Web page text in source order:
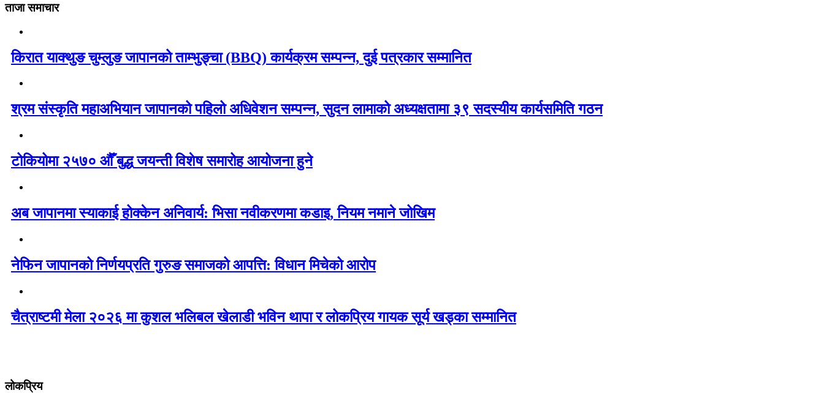
ताजा समाचार
किरात याक्थुङ चुम्लुङ जापानको ताम्भुङ्चा (BBQ) कार्यक्रम सम्पन्न, दुई पत्रकार सम्मानित
श्रम संस्कृति महाअभियान जापानको पहिलो अधिवेशन सम्पन्न, सुदन लामाको अध्यक्षतामा ३९ सदस्यीय कार्यसमिति गठन
टोकियोमा २५७० औँ बुद्ध जयन्ती विशेष समारोह आयोजना हुने
अब जापानमा स्याकाई होक्केन अनिवार्य: भिसा नवीकरणमा कडाइ, नियम नमाने जोखिम
नेफिन जापानको निर्णयप्रति गुरुङ समाजको आपत्ति: विधान मिचेको आरोप
चैत्राष्टमी मेला २०२६ मा कुशल भलिबल खेलाडी भविन थापा र लोकप्रिय गायक सूर्य खड्का सम्मानित
लोकप्रिय